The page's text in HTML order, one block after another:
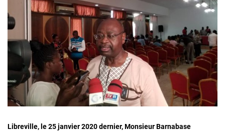
Libreville, le 25 janvier 2020 dernier, Monsieur Barnabase